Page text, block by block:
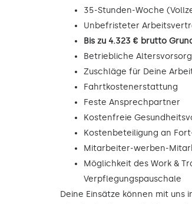
35-Stunden-Woche
Unbefristeter
Bis zu 4.323 € brutto
Betriebliche
Zuschläge für Deine
Fahrtkostenerstattung
Feste Ansprechpartner
Kostenfreie
Kostenbeteiligung an
Mitarbeiter-werben-
Möglichkeit des Work &
Verpflegungspauschale
Deine Einsätze können mit